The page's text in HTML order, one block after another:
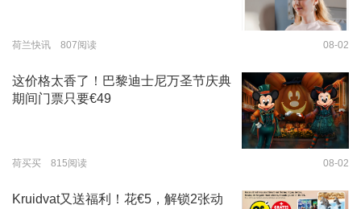
荷兰快讯 807阅读 08-02
这价格太香了！巴黎迪士尼万圣节庆典
期间门票只要€49
荷买买 815阅读 08-02
Kruidvat又送福利！花€5，解锁2张动